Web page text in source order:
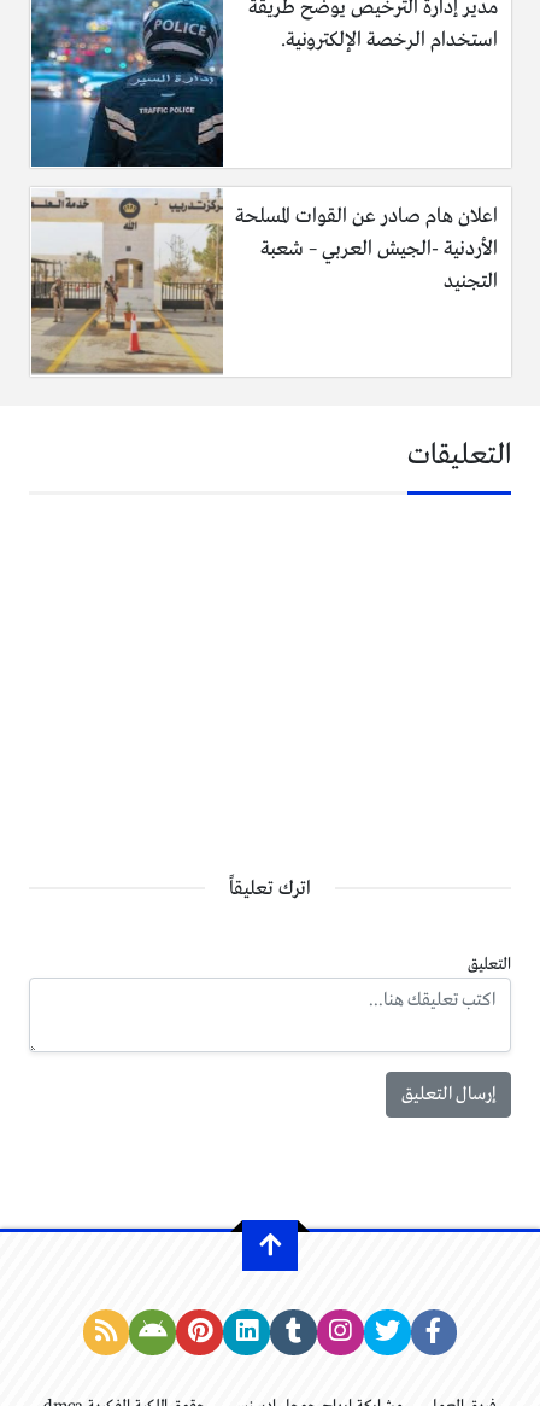
مدير إدارة الترخيص يوضح طريقة
استخدام الرخصة الإلكترونية.
اعلان هام صادر عن القوات المسلحة
الأردنية -الجيش العربي – شعبة
التجنيد
التعليقات
اترك تعليقاً
التعليق